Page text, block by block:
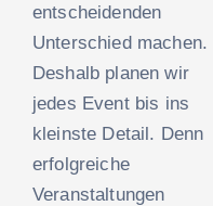
entscheidenden
Unterschied machen.
Deshalb planen wir
jedes Event bis ins
kleinste Detail. Denn
erfolgreiche
Veranstaltungen